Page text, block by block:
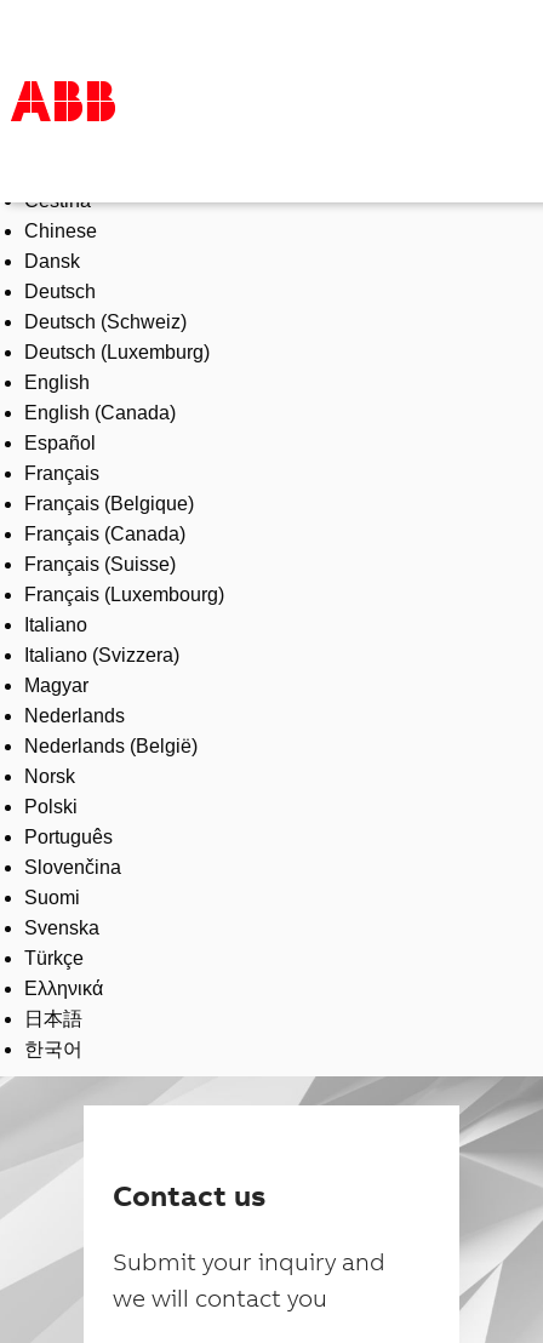
Products & Solutions
Industries
Services
About us
Where to buy
Contact us
Careers
Čeština
Chinese
Dansk
Deutsch
Deutsch (Schweiz)
Deutsch (Luxemburg)
English
English (Canada)
Español
Français
Français (Belgique)
Français (Canada)
Français (Suisse)
Français (Luxembourg)
Italiano
Italiano (Svizzera)
Magyar
Nederlands
Nederlands (België)
Norsk
Polski
Português
Slovenčina
Suomi
Svenska
Türkçe
Ελληνικά
日本語
한국어
Contact us
Submit your inquiry and
we will contact you